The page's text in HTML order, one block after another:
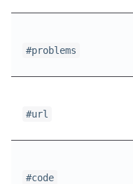
#problems
#url
#code